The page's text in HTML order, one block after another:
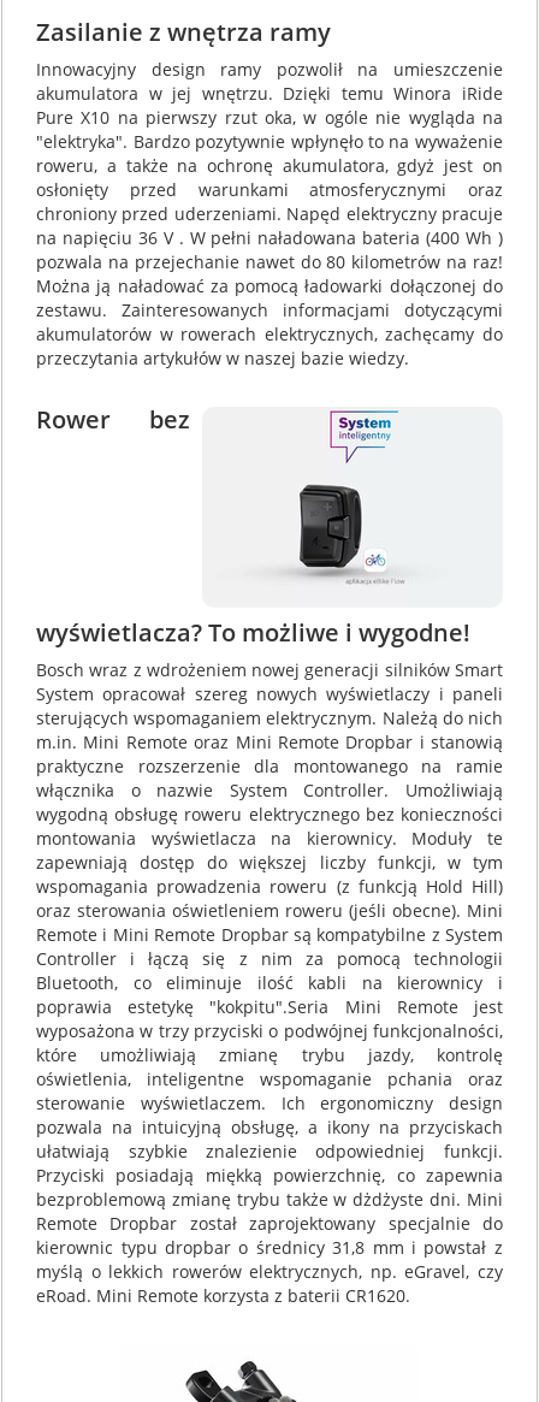
Zasilanie z wnętrza ramy
Innowacyjny design ramy pozwolił na umieszczenie
akumulatora w jej wnętrzu. Dzięki temu Winora iRide
Pure X10 na pierwszy rzut oka, w ogóle nie wygląda na
"elektryka". Bardzo pozytywnie wpłynęło to na wyważenie
roweru, a także na ochronę akumulatora, gdyż jest on
osłonięty przed warunkami atmosferycznymi oraz
chroniony przed uderzeniami. Napęd elektryczny pracuje
na napięciu 36 V . W pełni naładowana bateria (400 Wh )
pozwala na przejechanie nawet do 80 kilometrów na raz!
Można ją naładować za pomocą ładowarki dołączonej do
zestawu. Zainteresowanych informacjami dotyczącymi
akumulatorów w rowerach elektrycznych, zachęcamy do
przeczytania artykułów w naszej bazie wiedzy.
Rower bez
wyświetlacza? To możliwe i wygodne!
Bosch wraz z wdrożeniem nowej generacji silników Smart
System opracował szereg nowych wyświetlaczy i paneli
sterujących wspomaganiem elektrycznym. Należą do nich
m.in. Mini Remote oraz Mini Remote Dropbar i stanowią
praktyczne rozszerzenie dla montowanego na ramie
włącznika o nazwie System Controller. Umożliwiają
wygodną obsługę roweru elektrycznego bez konieczności
montowania wyświetlacza na kierownicy. Moduły te
zapewniają dostęp do większej liczby funkcji, w tym
wspomagania prowadzenia roweru (z funkcją Hold Hill)
oraz sterowania oświetleniem roweru (jeśli obecne). Mini
Remote i Mini Remote Dropbar są kompatybilne z System
Controller i łączą się z nim za pomocą technologii
Bluetooth, co eliminuje ilość kabli na kierownicy i
poprawia estetykę "kokpitu".Seria Mini Remote jest
wyposażona w trzy przyciski o podwójnej funkcjonalności,
które umożliwiają zmianę trybu jazdy, kontrolę
oświetlenia, inteligentne wspomaganie pchania oraz
sterowanie wyświetlaczem. Ich ergonomiczny design
pozwala na intuicyjną obsługę, a ikony na przyciskach
ułatwiają szybkie znalezienie odpowiedniej funkcji.
Przyciski posiadają miękką powierzchnię, co zapewnia
bezproblemową zmianę trybu także w dżdżyste dni. Mini
Remote Dropbar został zaprojektowany specjalnie do
kierownic typu dropbar o średnicy 31,8 mm i powstał z
myślą o lekkich rowerów elektrycznych, np. eGravel, czy
eRoad. Mini Remote korzysta z baterii CR1620.